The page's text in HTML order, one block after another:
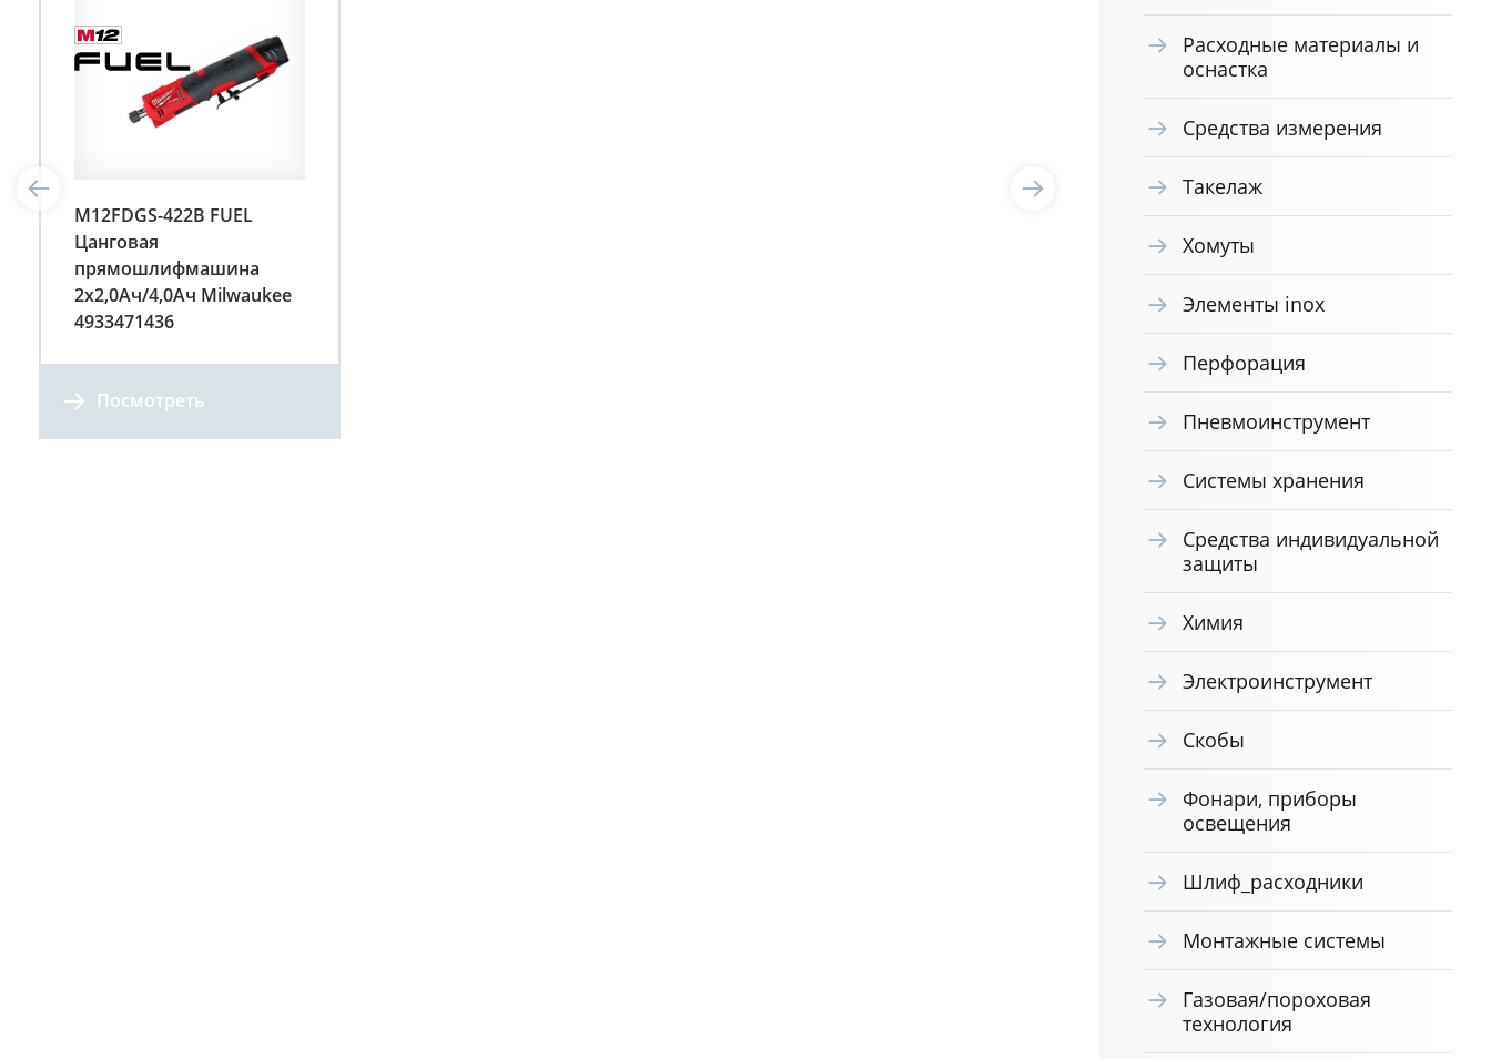
M12FDGS-422B FUEL
Цанговая
прямошлифмашина
2х2,0Ач/4,0Ач Milwaukee
4933471436
Посмотреть
Расходные материалы и
оснастка
Средства измерения
Такелаж
Хомуты
Элементы inox
Перфорация
Пневмоинструмент
Системы хранения
Средства индивидуальной
защиты
Химия
Электроинструмент
Скобы
Фонари, приборы
освещения
Шлиф_расходники
Монтажные системы
Газовая/пороховая
технология